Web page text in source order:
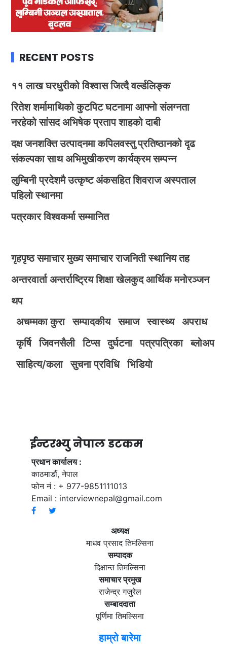
RECENT POSTS
११ लाख घरधुरीको विश्वास जित्दै वर्ल्डलिङ्क
रितेश शर्मामाथिको कुटपिट घटनामा आफ्नो संलग्नता
नरहेको सांसद अभिषेक प्रताप शाहको दाबी
दक्ष जनशक्ति उत्पादनमा कपिलवस्तु प्रतिष्ठानको दृढ
संकल्पका साथ अभिमुखीकरण कार्यक्रम सम्पन्न
लुम्बिनी प्रदेशमै उत्कृष्ट अंकसहित शिवराज अस्पताल
पहिलो स्थानमा
पत्रकार विश्वकर्मा सम्मानित
गृहपृष्ठ समाचार मुख्य समाचार राजनिती स्थानिय तह
अन्तरवार्ता अन्तर्राष्ट्रिय शिक्षा खेलकुद आर्थिक मनोरञ्जन
थप
अचम्मका कुरा
सम्पादकीय समाज स्वास्थ्य
अपराध
कृर्षि
जिवनसैली टिप्स दुर्घटना पत्रपत्रिका
ब्लोअप
साहित्य/कला
सुचना प्रविधि भिडियाे
ईन्टरभ्यु नेपाल डटकम
प्रधान कार्यालय :
काठमाडौं, नेपाल
फोन नं : + 977-9851111013
Email : interviewnepal@gmail.com
अध्यक्ष
माधव प्रसाद तिमल्सिना
सम्पादक
दिक्षान्त तिमल्सिना
समाचार प्रमुख
राजेन्द्र गजुरेल
सम्बाददाता
पूर्णिमा तिमल्सिना
हाम्रो बारेमा